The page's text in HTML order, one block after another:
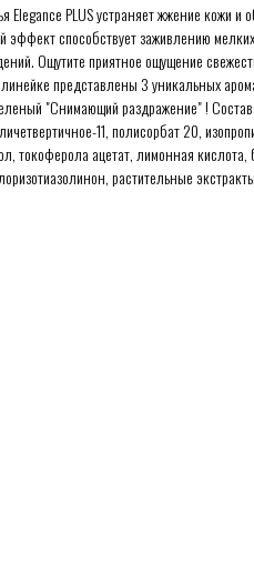
Elegance PLUS устраняет жжение кожи и
эффект способствует заживлению
Ощутите приятное ощущение
представлены 3 уникальных
"Снимающий раздражение" !
11, полисорбат 20,
токоферола ацетат, лимонная
растительные